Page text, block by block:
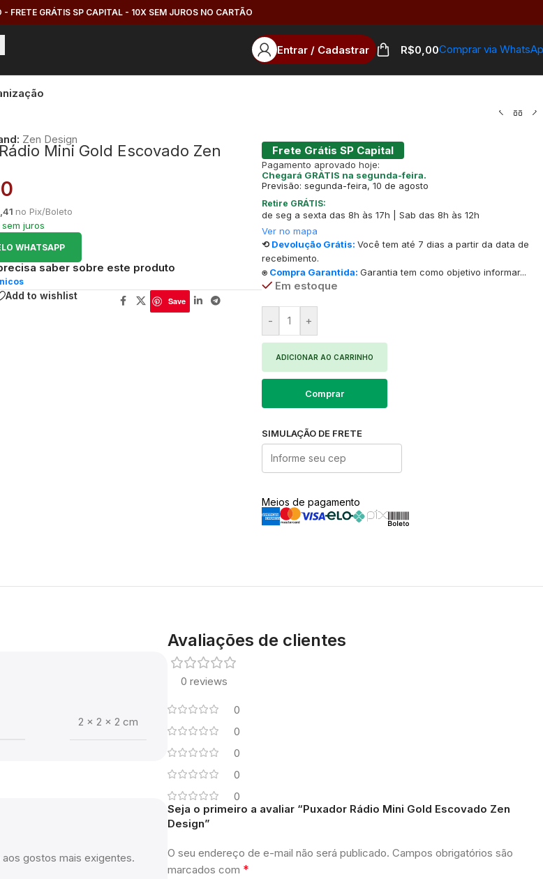
FRETE GRÁTIS SP CAPITAL - 10X SEM JUROS NO CARTÃO
Entrar / Cadastrar R$0,00Comprar via
Zen Design
Mini Gold Escovado Zen
no Pix/Boleto
sem juros
WHATSAPP
saber sobre este produto
Add to wishlist Save
Frete Grátis SP Capital
Pagamento aprovado hoje:
Chegará GRÁTIS na segunda-feira.
Previsão: segunda-feira, 10 de agosto
Retire GRÁTIS:
de seg a sexta das 8h às 17h | Sab das 8h às 12h
Ver no mapa
⟲ Devolução Grátis: Você tem até 7 dias a partir da data de
recebimento.
⍟ Compra Garantida: Garantia tem como objetivo informar...
Em estoque
- +
ADICIONAR AO CARRINHO
Comprar
SIMULAÇÃO DE FRETE
Meios de pagamento
2 × 2 × 2 cm
gostos mais exigentes.
Avaliações de clientes
0 reviews
0
0
0
0
0
Seja o primeiro a avaliar “Puxador Rádio Mini Gold Escovado Zen
Design”
O seu endereço de e-mail não será publicado. Campos obrigatórios são
marcados com *